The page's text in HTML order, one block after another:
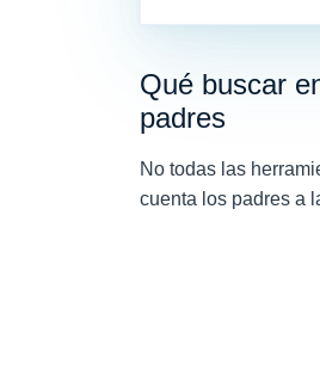
Qué buscar
padres
No todas las
cuenta los padres a